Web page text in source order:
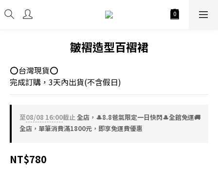
皺褶造型百褶裙
⭕台灣現貨⭕
完成訂購，3天內出貨(不含假日)
至08/08 16:00截止全店，🎩8.8爸氣限定一日快閃🎩全館免運🚚
全店，單筆消費滿1800元，即享免運費優惠
NT$780